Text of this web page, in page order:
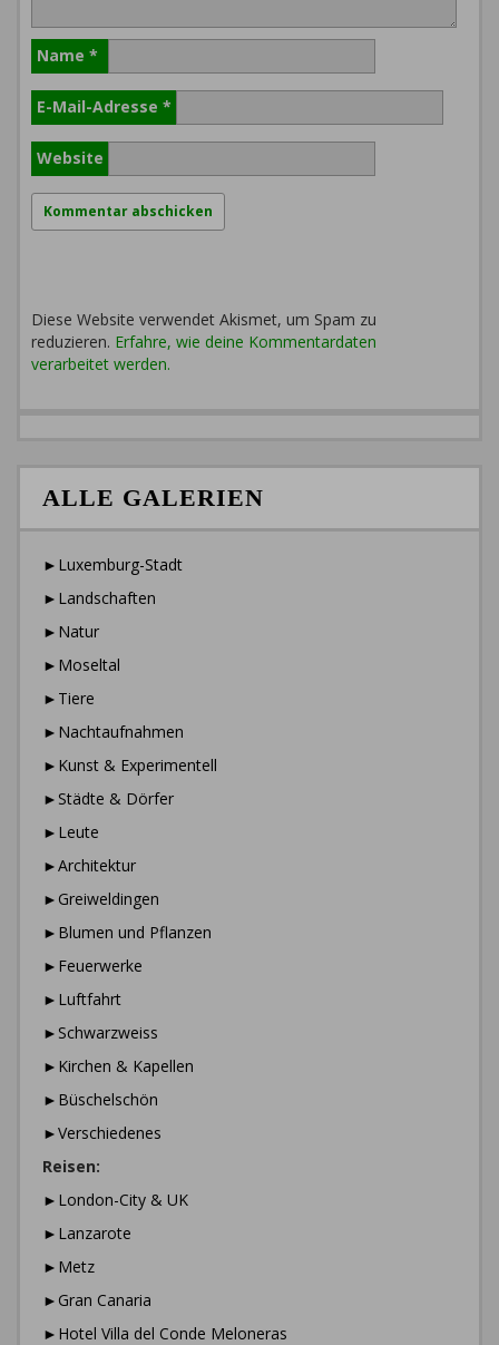
Name *
E-Mail-Adresse *
Website
Diese Website verwendet Akismet, um Spam zu
reduzieren. Erfahre, wie deine Kommentardaten
verarbeitet werden.
ALLE GALERIEN
►Luxemburg-Stadt
►Landschaften
►Natur
►Moseltal
►Tiere
►Nachtaufnahmen
►Kunst & Experimentell
►Städte & Dörfer
►Leute
►Architektur
►Greiweldingen
►Blumen und Pflanzen
►Feuerwerke
►Luftfahrt
►Schwarzweiss
►Kirchen & Kapellen
►Büschelschön
►Verschiedenes
Reisen:
►London-City & UK
►Lanzarote
►Metz
►Gran Canaria
►Hotel Villa del Conde Meloneras